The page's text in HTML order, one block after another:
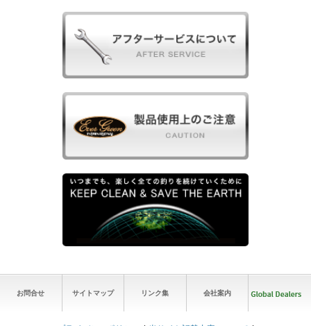
お問合せ サイトマップ リンク集 会社案内